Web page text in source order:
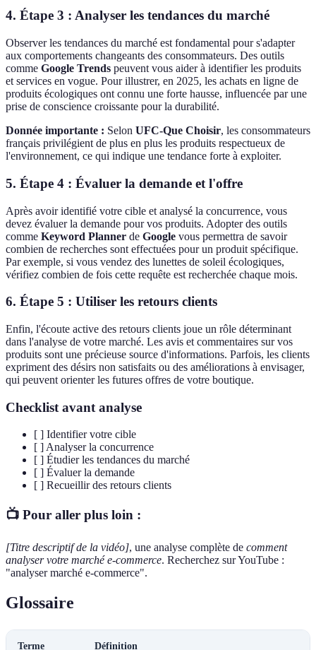
4. Étape 3 : Analyser les tendances du marché
Observer les tendances du marché est fondamental pour s'adapter
aux comportements changeants des consommateurs. Des outils
comme Google Trends peuvent vous aider à identifier les produits
et services en vogue. Pour illustrer, en 2025, les achats en ligne de
produits écologiques ont connu une forte hausse, influencée par une
prise de conscience croissante pour la durabilité.
Donnée importante : Selon UFC-Que Choisir, les consommateurs
français privilégient de plus en plus les produits respectueux de
l'environnement, ce qui indique une tendance forte à exploiter.
5. Étape 4 : Évaluer la demande et l'offre
Après avoir identifié votre cible et analysé la concurrence, vous
devez évaluer la demande pour vos produits. Adopter des outils
comme Keyword Planner de Google vous permettra de savoir
combien de recherches sont effectuées pour un produit spécifique.
Par exemple, si vous vendez des lunettes de soleil écologiques,
vérifiez combien de fois cette requête est recherchée chaque mois.
6. Étape 5 : Utiliser les retours clients
Enfin, l'écoute active des retours clients joue un rôle déterminant
dans l'analyse de votre marché. Les avis et commentaires sur vos
produits sont une précieuse source d'informations. Parfois, les clients
expriment des désirs non satisfaits ou des améliorations à envisager,
qui peuvent orienter les futures offres de votre boutique.
Checklist avant analyse
[ ] Identifier votre cible
[ ] Analyser la concurrence
[ ] Étudier les tendances du marché
[ ] Évaluer la demande
[ ] Recueillir des retours clients
📺 Pour aller plus loin :
[Titre descriptif de la vidéo], une analyse complète de comment
analyser votre marché e-commerce. Recherchez sur YouTube :
"analyser marché e-commerce".
Glossaire
Terme Définition